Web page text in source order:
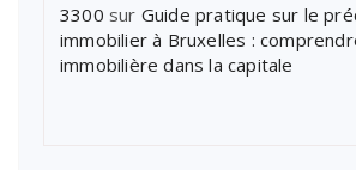
3300 sur Guide pratique sur le
immobilier à Bruxelles :
immobilière dans la capitale